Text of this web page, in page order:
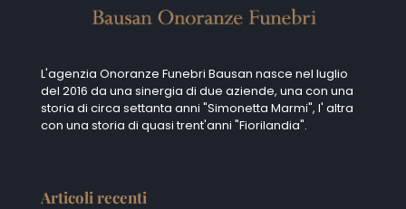
L'agenzia Onoranze Funebri Bausan nasce nel luglio
del 2016 da una sinergia di due aziende, una con una
storia di circa settanta anni "Simonetta Marmi", I' altra
con una storia di quasi trent'anni "Fiorilandia".
Articoli recenti